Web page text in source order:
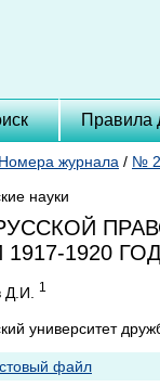
Правила
Номера журнала / №
науки
1920
Д.И. 1
университет
файл